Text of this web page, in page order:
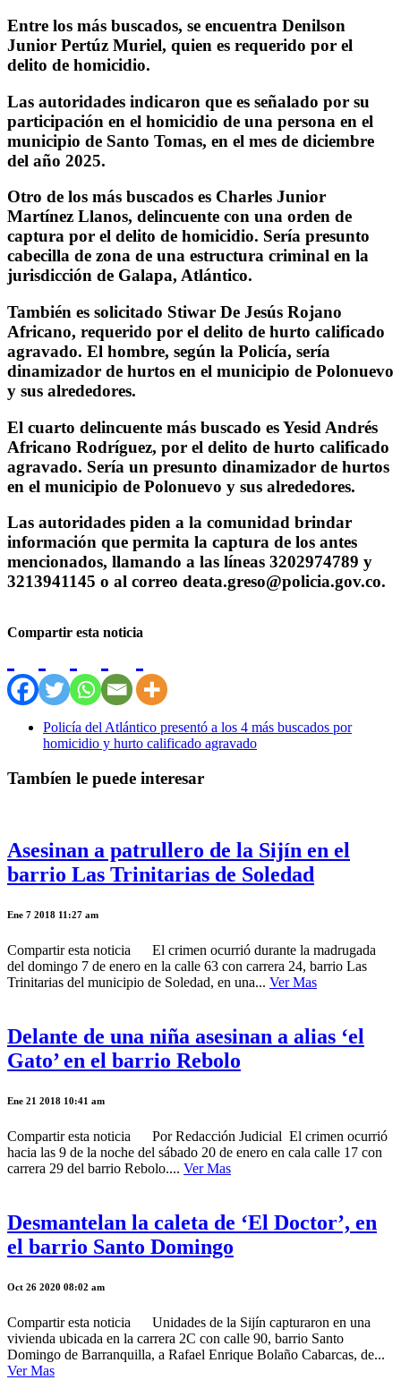
Entre los más buscados, se encuentra Denilson
Junior Pertúz Muriel, quien es requerido por el
delito de homicidio.
Las autoridades indicaron que es señalado por su
participación en el homicidio de una persona en el
municipio de Santo Tomas, en el mes de diciembre
del año 2025.
Otro de los más buscados es Charles Junior
Martínez Llanos, delincuente con una orden de
captura por el delito de homicidio. Sería presunto
cabecilla de zona de una estructura criminal en la
jurisdicción de Galapa, Atlántico.
También es solicitado Stiwar De Jesús Rojano
Africano, requerido por el delito de hurto calificado
agravado. El hombre, según la Policía, sería
dinamizador de hurtos en el municipio de Polonuevo
y sus alrededores.
El cuarto delincuente más buscado es Yesid Andrés
Africano Rodríguez, por el delito de hurto calificado
agravado. Sería un presunto dinamizador de hurtos
en el municipio de Polonuevo y sus alrededores.
Las autoridades piden a la comunidad brindar
información que permita la captura de los antes
mencionados, llamando a las líneas 3202974789 y
3213941145 o al correo deata.greso@policia.gov.co.
Compartir esta noticia
Policía del Atlántico presentó a los 4 más buscados por
homicidio y hurto calificado agravado
Tambíen le puede interesar
Asesinan a patrullero de la Sijín en el
barrio Las Trinitarias de Soledad
Ene 7 2018 11:27 am
Compartir esta noticia El crimen ocurrió durante la madrugada
del domingo 7 de enero en la calle 63 con carrera 24, barrio Las
Trinitarias del municipio de Soledad, en una... Ver Mas
Delante de una niña asesinan a alias ‘el
Gato’ en el barrio Rebolo
Ene 21 2018 10:41 am
Compartir esta noticia Por Redacción Judicial El crimen ocurrió
hacia las 9 de la noche del sábado 20 de enero en cala calle 17 con
carrera 29 del barrio Rebolo.... Ver Mas
Desmantelan la caleta de ‘El Doctor’, en
el barrio Santo Domingo
Oct 26 2020 08:02 am
Compartir esta noticia Unidades de la Sijín capturaron en una
vivienda ubicada en la carrera 2C con calle 90, barrio Santo
Domingo de Barranquilla, a Rafael Enrique Bolaño Cabarcas, de...
Ver Mas